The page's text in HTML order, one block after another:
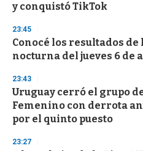
y conquistó TikTok
23:45
Conocé los resultados
nocturna del jueves 6 de
23:43
Uruguay cerró el grupo
Femenino con derrota
por el quinto puesto
23:27